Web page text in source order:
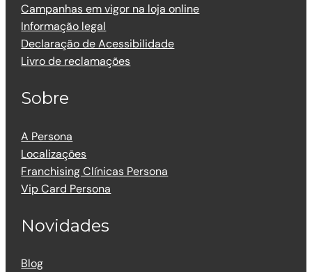
Campanhas em vigor na loja online
Informação legal
Declaração de Acessibilidade
Livro de reclamações
Sobre
A Persona
Localizações
Franchising Clínicas Persona
Vip Card Persona
Novidades
Blog